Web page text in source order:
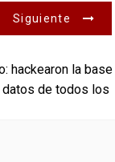
Siguiente